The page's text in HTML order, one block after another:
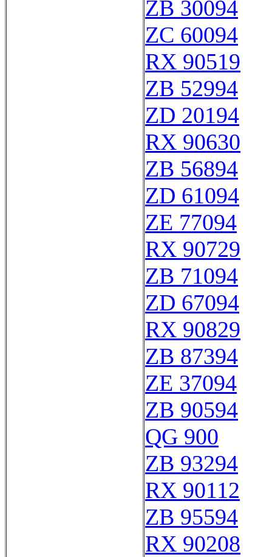
ZB 30094
ZC 60094
RX 90519
ZB 52994
ZD 20194
RX 90630
ZB 56894
ZD 61094
ZE 77094
RX 90729
ZB 71094
ZD 67094
RX 90829
ZB 87394
ZE 37094
ZB 90594
QG 900
ZB 93294
RX 90112
ZB 95594
RX 90208